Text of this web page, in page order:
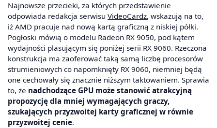
Najnowsze przecieki, za których przedstawienie
odpowiada redakcja serwisu VideoCardz, wskazują na to,
iż AMD pracuje nad nową kartą graficzną z niskiej półki.
Pogłoski mówią o modelu Radeon RX 9050, pod kątem
wydajności plasującym się poniżej serii RX 9060. Rzeczona
konstrukcja ma zaoferować taką samą liczbę procesorów
strumieniowych co napomknięty RX 9060, niemniej będą
one cechowały się znacznie niższym taktowaniem. Sprawia
to, że nadchodzące GPU może stanowić atrakcyjną
propozycję dla mniej wymagających graczy,
szukających przyzwoitej karty graficznej w równie
przyzwoitej cenie.